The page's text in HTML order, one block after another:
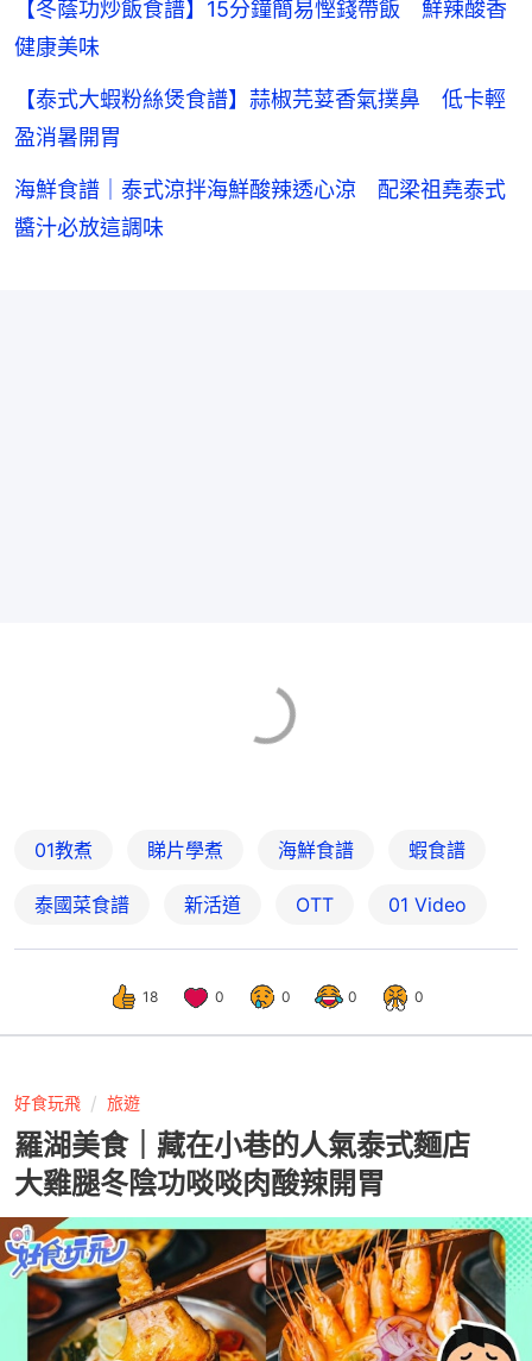
【冬蔭功炒飯食譜】15分鐘簡易慳錢帶飯 鮮辣酸香
健康美味
【泰式大蝦粉絲煲食譜】蒜椒芫荽香氣撲鼻 低卡輕
盈消暑開胃
海鮮食譜｜泰式涼拌海鮮酸辣透心涼 配梁祖堯泰式
醬汁必放這調味
01教煮 睇片學煮 海鮮食譜 蝦食譜
泰國菜食譜 新活道 OTT 01 Video
18 0 0 0 0
好食玩飛 旅遊
羅湖美食｜藏在小巷的人氣泰式麵店
大雞腿冬陰功啖啖肉酸辣開胃